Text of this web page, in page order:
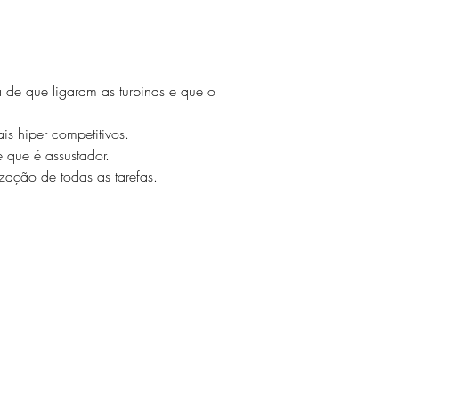
que ligaram as turbinas e que o
hiper competitivos.
é assustador.
de todas as tarefas.